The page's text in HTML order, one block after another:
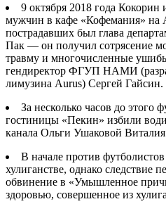
9 октября 2018 года Кокорин
мужчин в кафе «Кофемания» на
пострадавших был глава
Пак — он получил сотрясение
травму и многочисленные
гендиректор ФГУП НАМИ
лимузина Aurus) Сергей Гайсин.
За несколько часов до этого
гостиницы «Пекин» избили
канала Ольги Ушаковой
В начале против
хулиганстве, однако следствие
обвинение в «Умышленное
здоровью, совершенное из